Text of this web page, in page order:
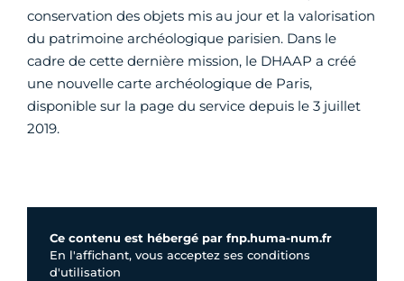
conservation des objets mis au jour et la valorisation
du patrimoine archéologique parisien. Dans le
cadre de cette dernière mission, le DHAAP a créé
une nouvelle carte archéologique de Paris,
disponible sur la page du service depuis le 3 juillet
2019.
Ce contenu est hébergé par fnp.huma-num.fr
En l'affichant, vous acceptez ses conditions
d'utilisation